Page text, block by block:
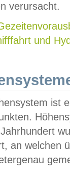
verursacht.
und
ist
an welchen